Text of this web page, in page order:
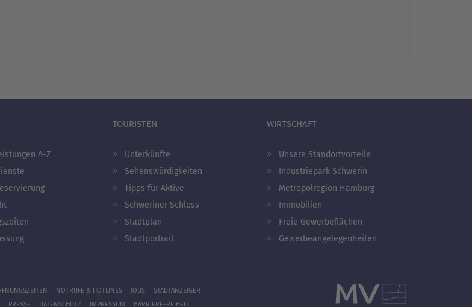
A-Z
TOURISTEN
Unterkünfte
Sehenswürdigkeiten
Tipps für Aktive
Schweriner Schloss
Stadtplan
Stadtportrait
WIRTSCHAFT
Unsere Standortvorteile
Industriepark Schwerin
Metropolregion Hamburg
Immobilien
Freie Gewerbeflächen
Gewerbeangelegenheiten
NOTRUFE & HOTLINES JOBS
STADTANZEIGER
PRESSE DATENSCHUTZ IMPRESSUM BARRIEREFREIHEIT